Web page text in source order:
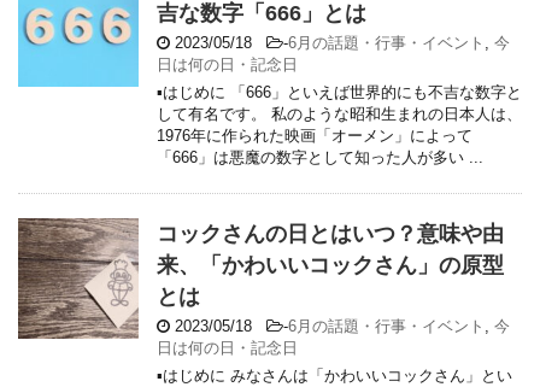
吉な数字「666」とは
2023/05/18 -6月の話題・行事・イベント , 今
日は何の日・記念日
▪はじめに 「666」といえば世界的にも不吉な数字と
して有名です。 私のような昭和生まれの日本人は、
1976年に作られた映画「オーメン」によって
「666」は悪魔の数字として知った人が多い ...
コックさんの日とはいつ？意味や由
来、「かわいいコックさん」の原型
とは
2023/05/18 -6月の話題・行事・イベント , 今
日は何の日・記念日
▪はじめに みなさんは「かわいいコックさん」とい